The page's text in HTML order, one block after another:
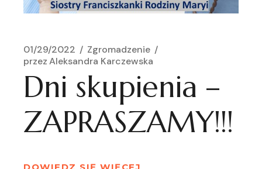
01/29/2022
Zgromadzenie
przez Aleksandra Karczewska
Dni skupienia –
ZAPRASZAMY!!!